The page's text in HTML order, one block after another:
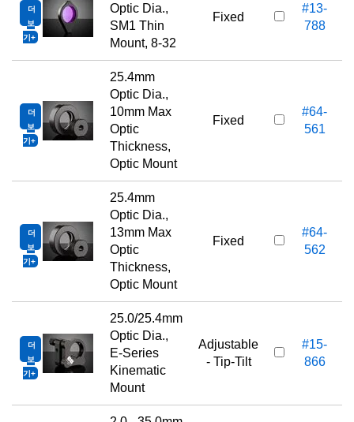
더
보
기
Optic Dia.,
SM1 Thin
Mount, 8-32
Fixed
#13-
788
더
보
기
25.4mm
Optic Dia.,
10mm Max
Optic
Thickness,
Optic Mount
Fixed
#64-
561
더
보
기
25.4mm
Optic Dia.,
13mm Max
Optic
Thickness,
Optic Mount
Fixed
#64-
562
더
보
기
25.0/25.4mm
Optic Dia.,
E-Series
Kinematic
Mount
Adjustable
- Tip-Tilt
#15-
866